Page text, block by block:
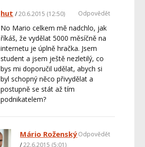
hut 20.6.2015 (12:50)
No Mario celkem mě nadchlo, jak
říkáš, že vydělat 5000 měsíčně na
internetu je úplně hračka. Jsem
student a jsem ještě nezletilý, co
bys mi doporučil udělat, abych si
byl schopný něco přivydělat a
postupně se stát až tím
podnikatelem?
Odpovědět
Mário Roženský
22.6.2015 (5:01)
Odpovědět